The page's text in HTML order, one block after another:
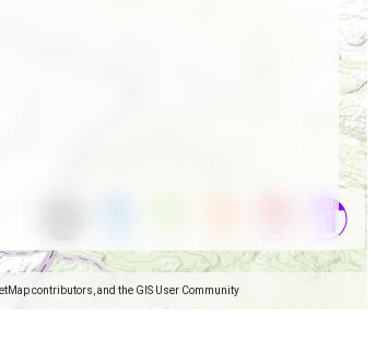
contributors, and the GIS User Community